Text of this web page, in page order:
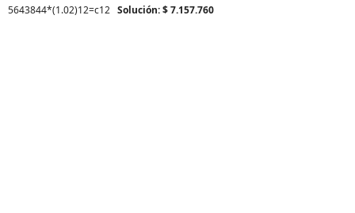
5643844*(1.02)12=c12 Solución: $ 7.157.760